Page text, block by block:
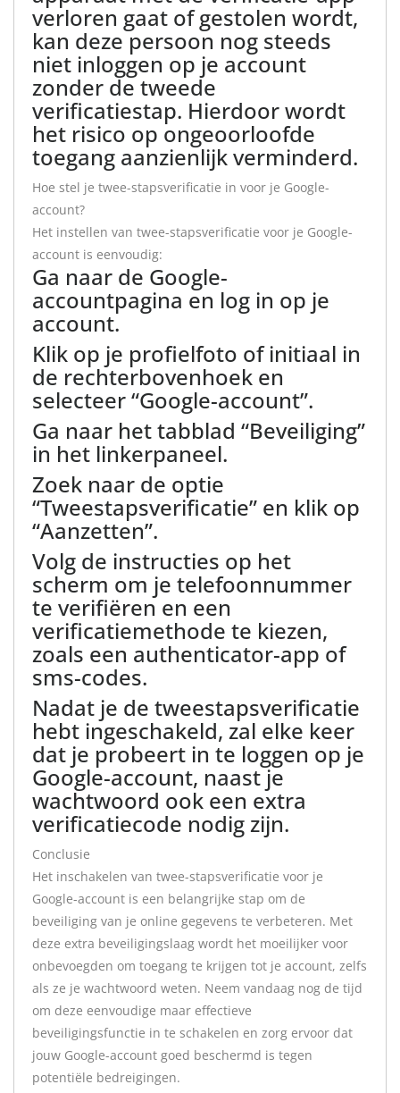
verloren gaat of gestolen wordt,
kan deze persoon nog steeds
niet inloggen op je account
zonder de tweede
verificatiestap. Hierdoor wordt
het risico op ongeoorloofde
toegang aanzienlijk verminderd.
Hoe stel je twee-stapsverificatie in voor je Google-
account?
Het instellen van twee-stapsverificatie voor je Google-
account is eenvoudig:
Ga naar de Google-
accountpagina en log in op je
account.
Klik op je profielfoto of initiaal in
de rechterbovenhoek en
selecteer “Google-account”.
Ga naar het tabblad “Beveiliging”
in het linkerpaneel.
Zoek naar de optie
“Tweestapsverificatie” en klik op
“Aanzetten”.
Volg de instructies op het
scherm om je telefoonnummer
te verifiëren en een
verificatiemethode te kiezen,
zoals een authenticator-app of
sms-codes.
Nadat je de tweestapsverificatie
hebt ingeschakeld, zal elke keer
dat je probeert in te loggen op je
Google-account, naast je
wachtwoord ook een extra
verificatiecode nodig zijn.
Conclusie
Het inschakelen van twee-stapsverificatie voor je
Google-account is een belangrijke stap om de
beveiliging van je online gegevens te verbeteren. Met
deze extra beveiligingslaag wordt het moeilijker voor
onbevoegden om toegang te krijgen tot je account, zelfs
als ze je wachtwoord weten. Neem vandaag nog de tijd
om deze eenvoudige maar effectieve
beveiligingsfunctie in te schakelen en zorg ervoor dat
jouw Google-account goed beschermd is tegen
potentiële bedreigingen.